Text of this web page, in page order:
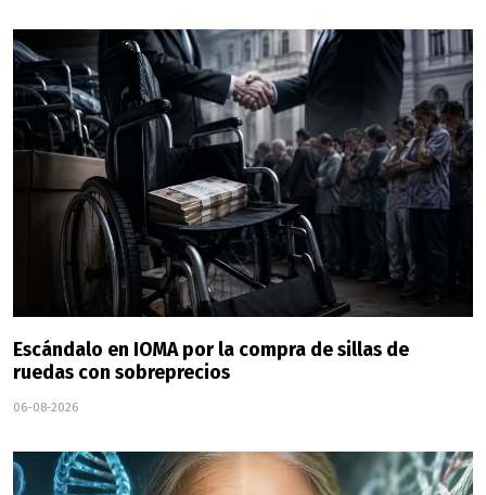
Escándalo en IOMA por la compra de sillas de
ruedas con sobreprecios
06-08-2026